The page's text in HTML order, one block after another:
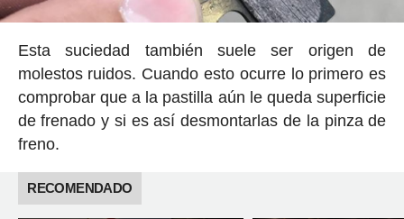
Esta suciedad también suele ser origen de
molestos ruidos. Cuando esto ocurre lo primero es
comprobar que a la pastilla aún le queda superficie
de frenado y si es así desmontarlas de la pinza de
freno.
RECOMENDADO